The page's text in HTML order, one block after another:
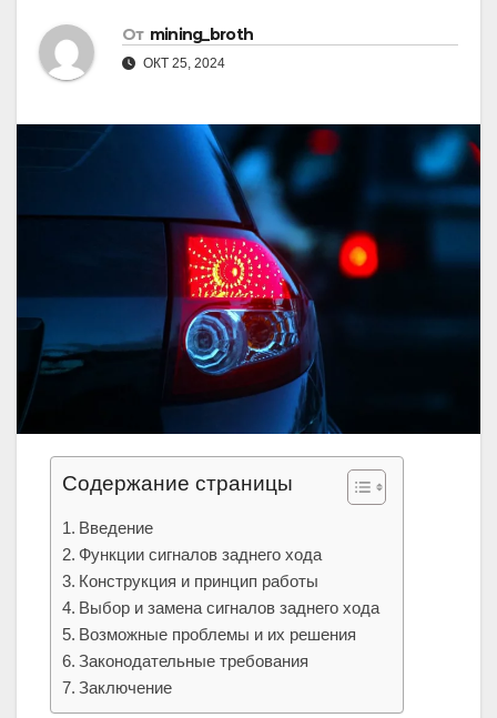
От mining_broth
ОКТ 25, 2024
Содержание страницы
Введение
Функции сигналов заднего хода
Конструкция и принцип работы
Выбор и замена сигналов заднего хода
Возможные проблемы и их решения
Законодательные требования
Заключение